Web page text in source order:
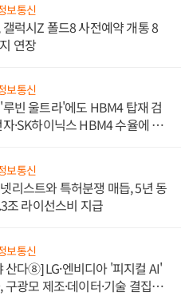
보통신
럭시Z 폴드8 사전예약 개통 8
연장
보통신
빈 울트라'에도 HBM4 탑재 검
·SK하이닉스 HBM4 수율에 주
보통신
리스트와 특허분쟁 매듭, 5년 동
조 라이선스비 지급
보통신
산다⑧] LG·엔비디아 '피지컬 AI'
광모 제조·데이터·기술 결집